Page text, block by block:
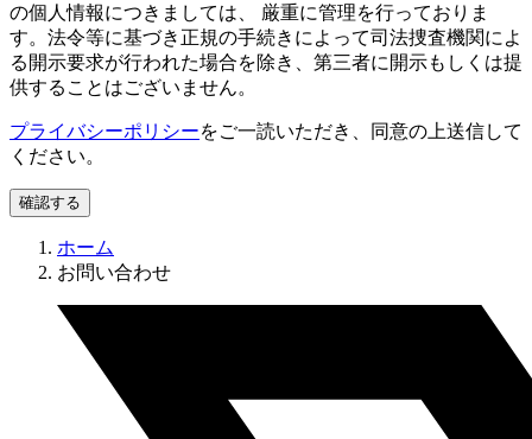
の個人情報につきましては、 厳重に管理を行っておりま
す。法令等に基づき正規の手続きによって司法捜査機関によ
る開示要求が行われた場合を除き、第三者に開示もしくは提
供することはございません。
プライバシーポリシーをご一読いただき、同意の上送信して
ください。
ホーム
お問い合わせ